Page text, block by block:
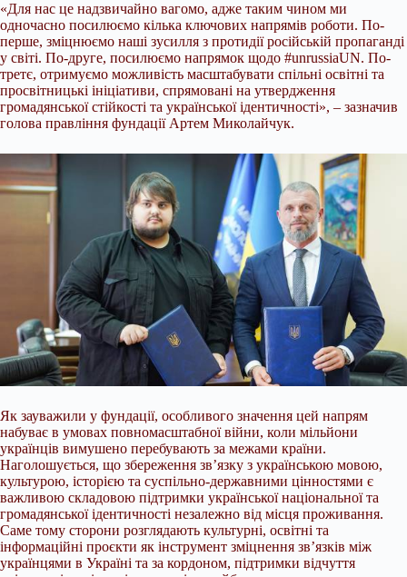
«Для нас це надзвичайно вагомо, адже таким чином ми
одночасно посилюємо кілька ключових напрямів роботи. По-
перше, зміцнюємо наші зусилля з протидії російській пропаганді
у світі. По-друге, посилюємо напрямок щодо #unrussiaUN. По-
третє, отримуємо можливість масштабувати спільні освітні та
просвітницькі ініціативи, спрямовані на утвердження
громадянської стійкості та української ідентичності», – зазначив
голова правління фундації Артем Миколайчук.
Як зауважили у фундації, особливого значення цей напрям
набуває в умовах повномасштабної війни, коли мільйони
українців вимушено перебувають за межами країни.
Наголошується, що збереження зв’язку з українською мовою,
культурою, історією та суспільно-державними цінностями є
важливою складовою підтримки української національної та
громадянської ідентичності незалежно від місця проживання.
Саме тому сторони розглядають культурні, освітні та
інформаційні проєкти як інструмент зміцнення зв’язків між
українцями в Україні та за кордоном, підтримки відчуття